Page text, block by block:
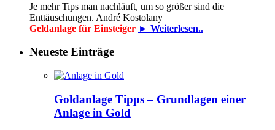
Je mehr Tips man nachläuft, um so größer sind die
Enttäuschungen. André Kostolany
Geldanlage für Einsteiger ► Weiterlesen..
Neueste Einträge
Goldanlage Tipps – Grundlagen einer
Anlage in Gold